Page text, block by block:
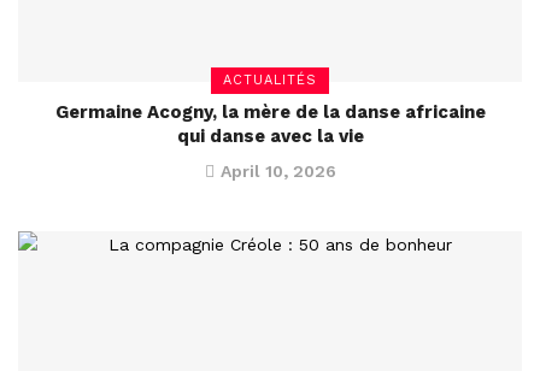
ACTUALITÉS
Germaine Acogny, la mère de la danse africaine
qui danse avec la vie
April 10, 2026